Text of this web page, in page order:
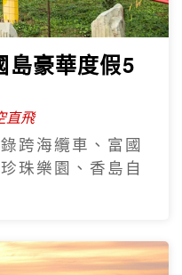
島豪華度假5
直飛
跨海纜車、富國
珠樂園、香島自